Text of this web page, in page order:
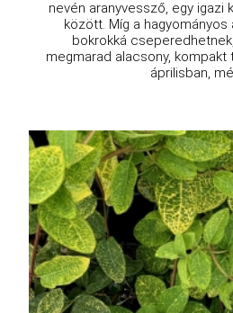
nevén aranyvessző, egy igazi
között. Míg a hagyományos
bokrokká
megmarad alacsony, kompakt
áprilisban,